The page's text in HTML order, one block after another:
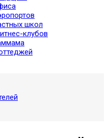
школ
клубов